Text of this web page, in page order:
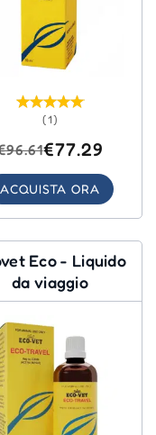
(1)
€77.29
ACQUISTA ORA
Eco - Liquido
da viaggio